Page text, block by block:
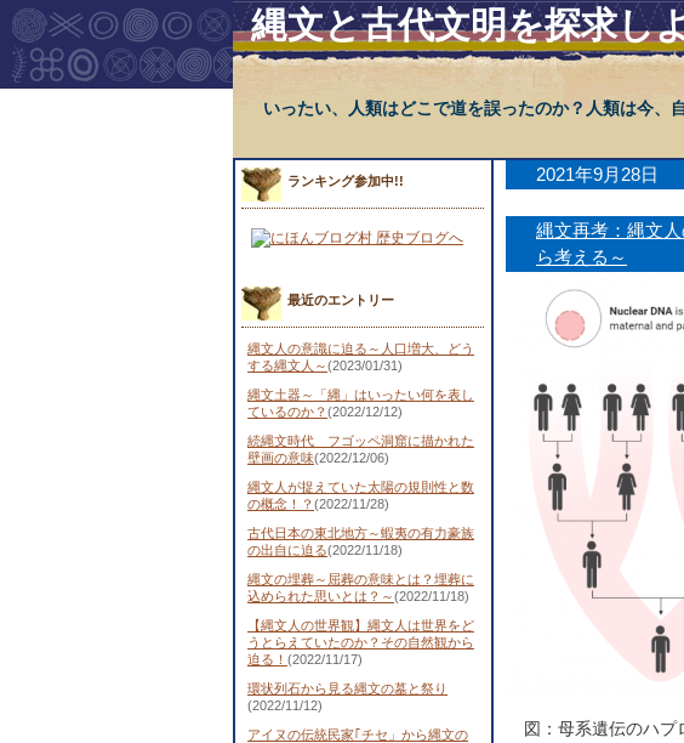
縄文と古代文明を探求し
いったい、人類はどこで道を誤ったのか？人類は今、
ランキング参加中!!
最近のエントリー
縄文人の意識に迫る～人口増大、どう
する縄文人～(2023/01/31)
縄文土器～「縄」はいったい何を表し
ているのか？ (2022/12/12)
続縄文時代 フゴッペ洞窟に描かれた
壁画の意味(2022/12/06)
縄文人が捉えていた太陽の規則性と数
の概念！？ (2022/11/28)
古代日本の東北地方～蝦夷の有力豪族
の出自に迫る(2022/11/18)
縄文の埋葬～屈葬の意味とは？埋葬に
込められた思いとは？～(2022/11/18)
【縄文人の世界観】縄文人は世界をど
うとらえていたのか？その自然観から
迫る！ (2022/11/17)
環状列石から見る縄文の墓と祭り
(2022/11/12)
アイヌの伝統民家｢チセ」から縄文の
2021年9月28日
縄文再考：縄文
ら考える～
図：母系遺伝のハプ